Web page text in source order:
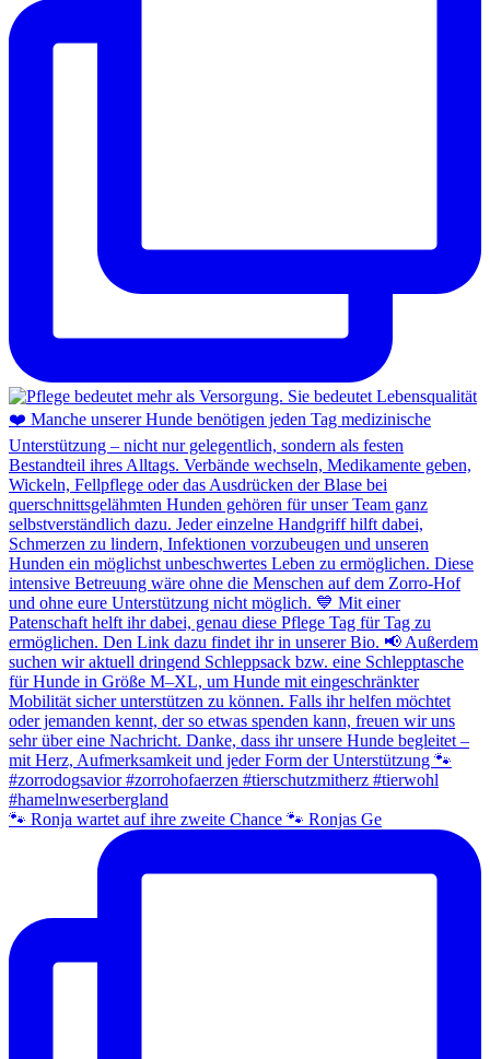
🐾 Ronja wartet auf ihre zweite Chance 🐾 Ronjas Ge